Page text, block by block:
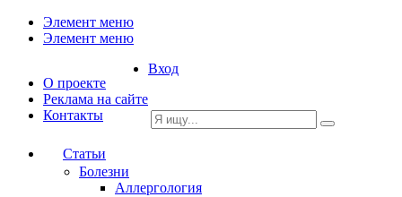
Элемент меню
Элемент меню
О проекте
Реклама на сайте
Контакты
Вход
Статьи
Болезни
Аллергология